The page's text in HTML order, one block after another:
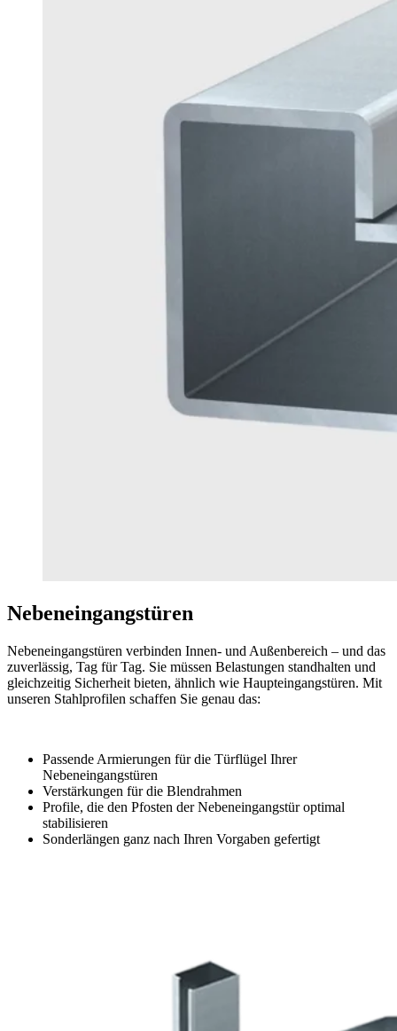
Nebeneingangstüren
Nebeneingangstüren verbinden Innen- und Außenbereich – und das
zuverlässig, Tag für Tag. Sie müssen Belastungen standhalten und
gleichzeitig Sicherheit bieten, ähnlich wie Haupteingangstüren. Mit
unseren Stahlprofilen schaffen Sie genau das:
Passende Armierungen für die Türflügel Ihrer
Nebeneingangstüren
Verstärkungen für die Blendrahmen
Profile, die den Pfosten der Nebeneingangstür optimal
stabilisieren
Sonderlängen ganz nach Ihren Vorgaben gefertigt